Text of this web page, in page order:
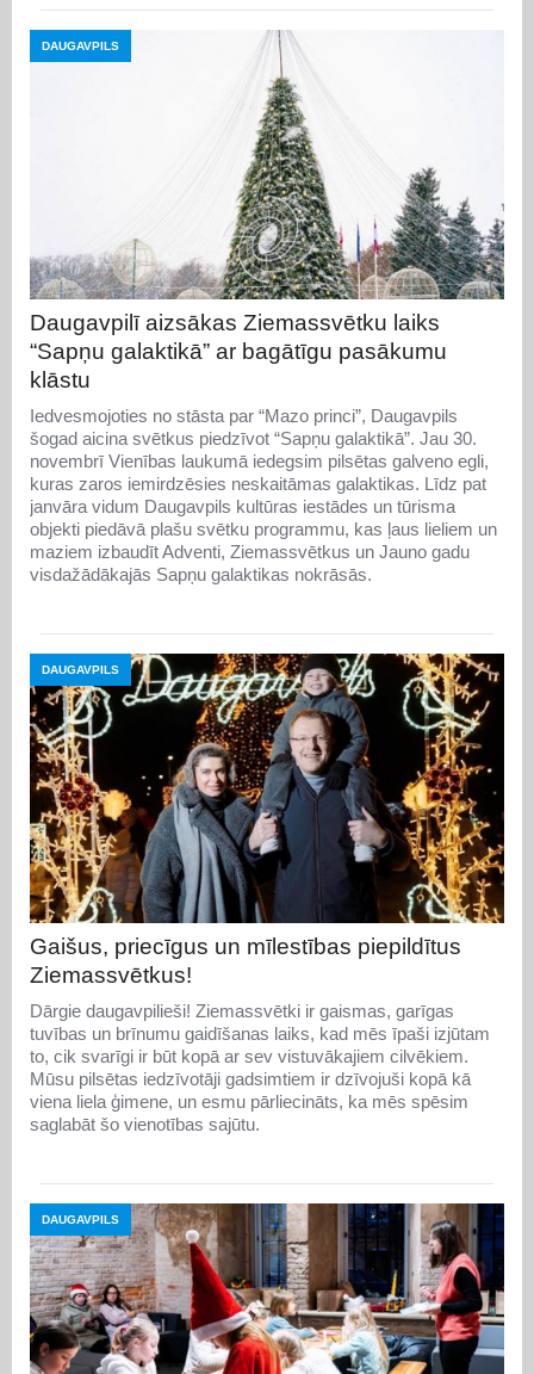
DAUGAVPILS
Daugavpilī aizsākas Ziemassvētku laiks
“Sapņu galaktikā” ar bagātīgu pasākumu
klāstu
Iedvesmojoties no stāsta par “Mazo princi”, Daugavpils
šogad aicina svētkus piedzīvot “Sapņu galaktikā”. Jau 30.
novembrī Vienības laukumā iedegsim pilsētas galveno egli,
kuras zaros iemirdzēsies neskaitāmas galaktikas. Līdz pat
janvāra vidum Daugavpils kultūras iestādes un tūrisma
objekti piedāvā plašu svētku programmu, kas ļaus lieliem un
maziem izbaudīt Adventi, Ziemassvētkus un Jauno gadu
visdažādākajās Sapņu galaktikas nokrāsās.
DAUGAVPILS
Gaišus, priecīgus un mīlestības piepildītus
Ziemassvētkus!
Dārgie daugavpilieši! Ziemassvētki ir gaismas, garīgas
tuvības un brīnumu gaidīšanas laiks, kad mēs īpaši izjūtam
to, cik svarīgi ir būt kopā ar sev vistuvākajiem cilvēkiem.
Mūsu pilsētas iedzīvotāji gadsimtiem ir dzīvojuši kopā kā
viena liela ģimene, un esmu pārliecināts, ka mēs spēsim
saglabāt šo vienotības sajūtu.
DAUGAVPILS